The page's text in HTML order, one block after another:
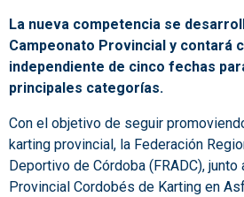
La nueva competencia se
Campeonato Provincial y contará
independiente de cinco fechas
principales categorías.
Con el objetivo de seguir
karting provincial, la Federación
Deportivo de Córdoba (FRADC), junto
Provincial Cordobés de Karting en